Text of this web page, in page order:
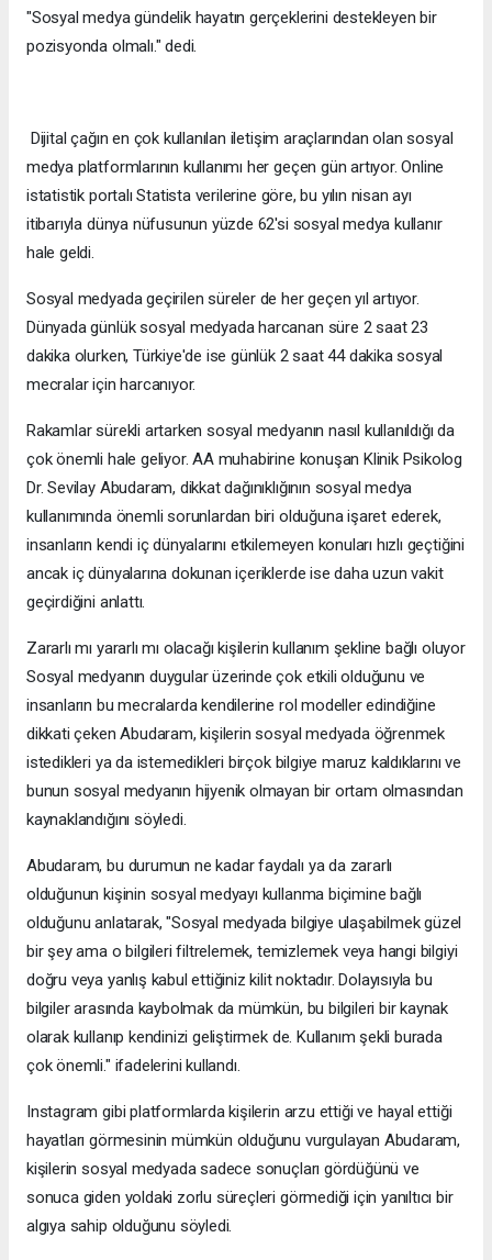
"Sosyal medya gündelik hayatın gerçeklerini destekleyen bir
pozisyonda olmalı." dedi.
Dijital çağın en çok kullanılan iletişim araçlarından olan sosyal
medya platformlarının kullanımı her geçen gün artıyor. Online
istatistik portalı Statista verilerine göre, bu yılın nisan ayı
itibarıyla dünya nüfusunun yüzde 62'si sosyal medya kullanır
hale geldi.
Sosyal medyada geçirilen süreler de her geçen yıl artıyor.
Dünyada günlük sosyal medyada harcanan süre 2 saat 23
dakika olurken, Türkiye'de ise günlük 2 saat 44 dakika sosyal
mecralar için harcanıyor.
Rakamlar sürekli artarken sosyal medyanın nasıl kullanıldığı da
çok önemli hale geliyor. AA muhabirine konuşan Klinik Psikolog
Dr. Sevilay Abudaram, dikkat dağınıklığının sosyal medya
kullanımında önemli sorunlardan biri olduğuna işaret ederek,
insanların kendi iç dünyalarını etkilemeyen konuları hızlı geçtiğini
ancak iç dünyalarına dokunan içeriklerde ise daha uzun vakit
geçirdiğini anlattı.
Zararlı mı yararlı mı olacağı kişilerin kullanım şekline bağlı oluyor
Sosyal medyanın duygular üzerinde çok etkili olduğunu ve
insanların bu mecralarda kendilerine rol modeller edindiğine
dikkati çeken Abudaram, kişilerin sosyal medyada öğrenmek
istedikleri ya da istemedikleri birçok bilgiye maruz kaldıklarını ve
bunun sosyal medyanın hijyenik olmayan bir ortam olmasından
kaynaklandığını söyledi.
Abudaram, bu durumun ne kadar faydalı ya da zararlı
olduğunun kişinin sosyal medyayı kullanma biçimine bağlı
olduğunu anlatarak, "Sosyal medyada bilgiye ulaşabilmek güzel
bir şey ama o bilgileri filtrelemek, temizlemek veya hangi bilgiyi
doğru veya yanlış kabul ettiğiniz kilit noktadır. Dolayısıyla bu
bilgiler arasında kaybolmak da mümkün, bu bilgileri bir kaynak
olarak kullanıp kendinizi geliştirmek de. Kullanım şekli burada
çok önemli." ifadelerini kullandı.
Instagram gibi platformlarda kişilerin arzu ettiği ve hayal ettiği
hayatları görmesinin mümkün olduğunu vurgulayan Abudaram,
kişilerin sosyal medyada sadece sonuçları gördüğünü ve
sonuca giden yoldaki zorlu süreçleri görmediği için yanıltıcı bir
algıya sahip olduğunu söyledi.